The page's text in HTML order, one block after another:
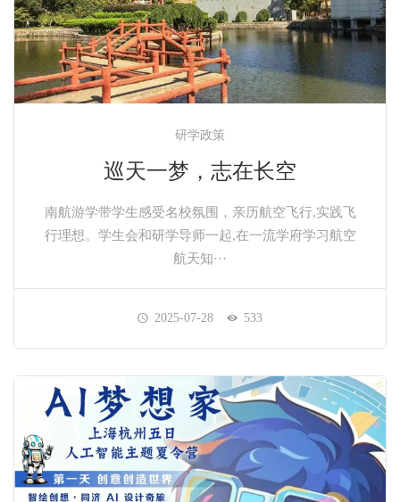
研学政策
巡天一梦，志在长空
南航游学带学生感受名校氛围，亲历航空飞行,实践飞
行理想。学生会和研学导师一起,在一流学府学习航空
航天知···
2025-07-28 533